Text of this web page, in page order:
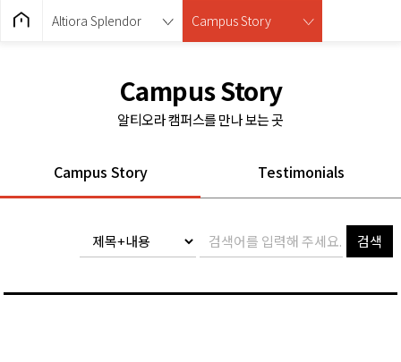
Altiora Splendor Campus Story
Campus Story
알티오라 캠퍼스를 만나 보는 곳
Campus Story Testimonials
검색